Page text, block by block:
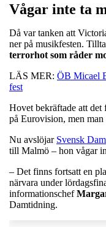
Vågar inte ta
Då var tanken att
ner på musikfesten.
terrorhot som råder
LÄS MER: ÖB Micael
fest
Hovet bekräftade att
på Eurovision, men
Nu avslöjar Svensk
till Malmö – hon vågar
– Det finns fortsatt en
närvara under
informationschef
Damtidning.